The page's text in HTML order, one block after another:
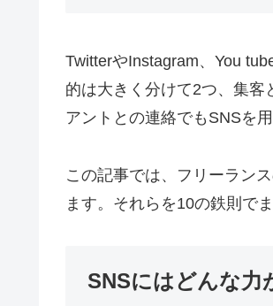
TwitterやInstagram、You
的は大きく分けて2つ、集客
アントとの連絡でもSNSを
この記事では、フリーラン
ます。それらを10の鉄則で
SNSにはどんな力